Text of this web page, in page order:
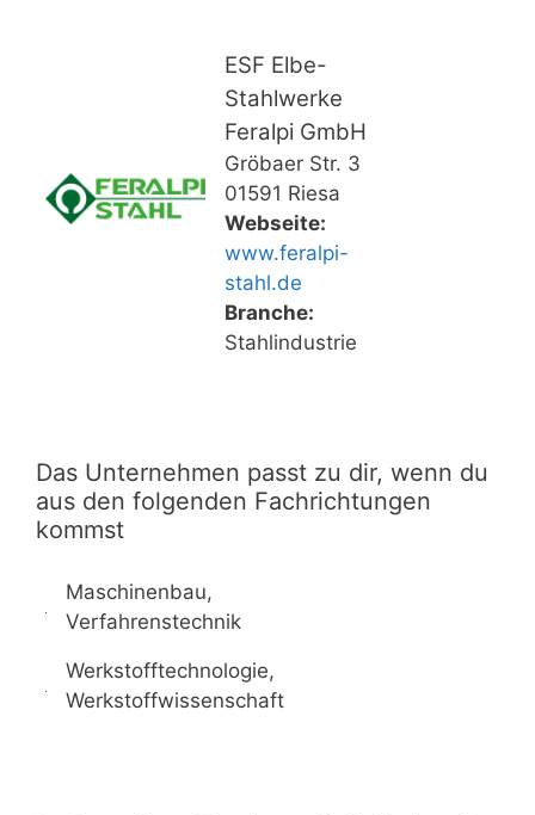
ESF Elbe-
Stahlwerke
Feralpi GmbH
Gröbaer Str. 3
01591 Riesa
Webseite:
www.feralpi-
stahl.de
Branche:
Stahlindustrie
Das Unternehmen passt zu dir, wenn du
aus den folgenden Fachrichtungen
kommst
Maschinenbau,
Verfahrenstechnik
Werkstofftechnologie,
Werkstoffwissenschaft